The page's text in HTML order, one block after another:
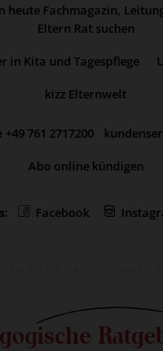
heute Fachmagazin,
Eltern Rat suchen
in Kita und Tagespflege
kizz Elternwelt
+49 761 2717200
Abo online kündigen
Facebook